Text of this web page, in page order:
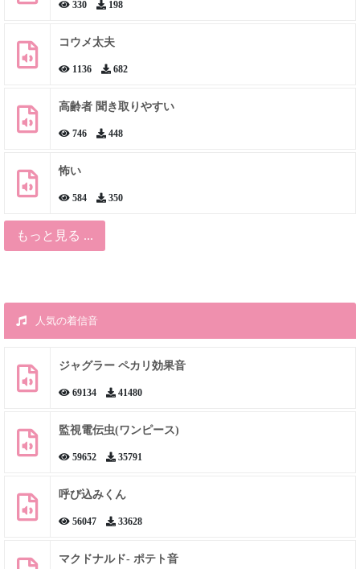
330 198
コウメ太夫
1136 682
高齢者 聞き取りやすい
746 448
怖い
584 350
もっと見る ...
人気の着信音
ジャグラー ペカリ効果音
69134 41480
監視電伝虫(ワンピース)
59652 35791
呼び込みくん
56047 33628
マクドナルド- ポテト音